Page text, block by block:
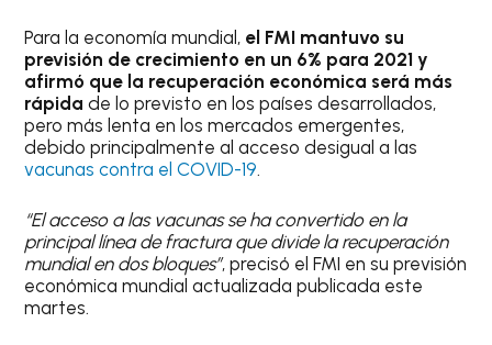
Para la economía mundial, el FMI mantuvo su
previsión de crecimiento en un 6% para 2021 y
afirmó que la recuperación económica será más
rápida de lo previsto en los países desarrollados,
pero más lenta en los mercados emergentes,
debido principalmente al acceso desigual a las
vacunas contra el COVID-19.
“El acceso a las vacunas se ha convertido en la
principal línea de fractura que divide la recuperación
mundial en dos bloques”, precisó el FMI en su previsión
económica mundial actualizada publicada este
martes.